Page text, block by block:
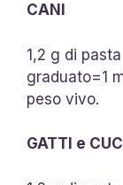
CANI
1,2 g di
graduato=1
peso vivo.
GATTI e